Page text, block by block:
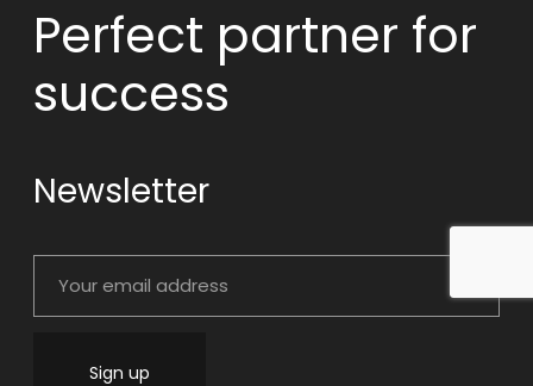
Perfect partner for
success
Newsletter